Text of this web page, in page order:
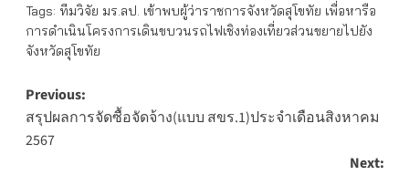
Tags: ทีมวิจัย มร.ลป. เข้าพบผู้ว่าราชการจังหวัดสุโขทัย เพื่อหารือ
การดำเนินโครงการเดินขบวนรถไฟเชิงท่องเที่ยวส่วนขยายไปยัง
จังหวัดสุโขทัย
Post
navigation
Previous:
สรุปผลการจัดซื้อจัดจ้าง(แบบ สขร.1)ประจำเดือนสิงหาคม
2567
Next: